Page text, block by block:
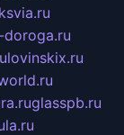
lovinskix.ru
glasspb.ru